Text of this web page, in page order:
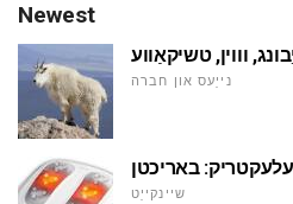
Newest
נייַעס און חברה
באריכטן
שיינקייַט